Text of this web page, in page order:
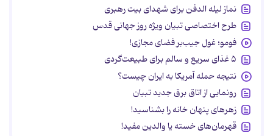
نماز لیله الدفن برای شهدای بیت رهبری
طرح اختصاصی تبیان ویژه روز جهانی قدس
فومو؛ غول جیب‌بر فضای مجازی!
۵ غذای سریع و سالم برای طبیعت‌گردی
نتیجه حمله آمریکا به ایران چیست؟
رونمایی از اتاق برق جدید تبیان
زهرهای پنهان خانه را بشناسید!
قهرمان‌های خسته یا والدین مفید!